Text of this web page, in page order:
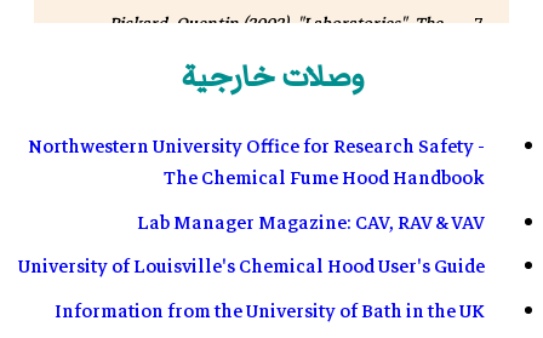
Pickard, Quentin (2002). "Laboratories".The
وصلات خارجية
Northwestern University Office for Research Safety -
The Chemical Fume Hood Handbook
Lab Manager Magazine: CAV, RAV & VAV
University of Louisville's Chemical Hood User's Guide
Information from the University of Bath in the UK